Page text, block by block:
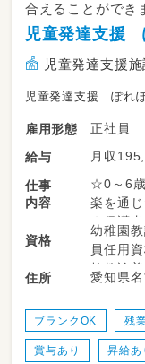
合えることができ
児童発達支援
児童発達支援施
児童発達支援 ぽれ
雇用形態
正社員
給与
月収
仕事
内容
☆0～6歳
楽を通
☆保護者
資格
幼稚園教諭第一種 幼
員任用資格（療育）
校教諭普通免許 小学校
住所 愛知県
ブランクOK 残
賞与あり 昇給あ